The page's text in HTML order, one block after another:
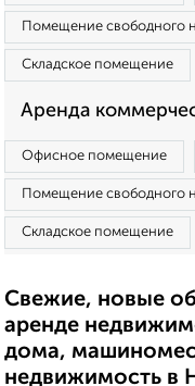
Помещение свободного
Складское помещение
Аренда
Офисное помещение
Помещение свободного
Складское помещение
Свежие, новые
аренде
дома,
недвижимость в